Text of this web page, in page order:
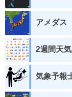
アメダス
2週間天気
気象予報